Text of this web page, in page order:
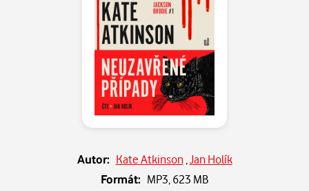
Autor: Kate Atkinson, Jan Holík
Formát: MP3, 623 MB